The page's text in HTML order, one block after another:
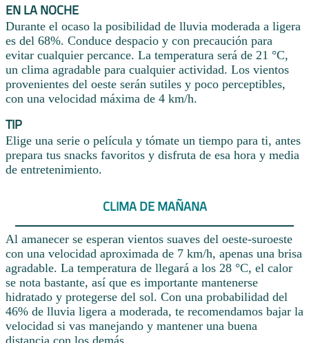
EN LA NOCHE
Durante el ocaso la posibilidad de lluvia moderada a ligera
es del 68%. Conduce despacio y con precaución para
evitar cualquier percance. La temperatura será de 21 °C,
un clima agradable para cualquier actividad. Los vientos
provenientes del oeste serán sutiles y poco perceptibles,
con una velocidad máxima de 4 km/h.
TIP
Elige una serie o película y tómate un tiempo para ti, antes
prepara tus snacks favoritos y disfruta de esa hora y media
de entretenimiento.
CLIMA DE MAÑANA
Al amanecer se esperan vientos suaves del oeste-suroeste
con una velocidad aproximada de 7 km/h, apenas una brisa
agradable. La temperatura de llegará a los 28 °C, el calor
se nota bastante, así que es importante mantenerse
hidratado y protegerse del sol. Con una probabilidad del
46% de lluvia ligera a moderada, te recomendamos bajar la
velocidad si vas manejando y mantener una buena